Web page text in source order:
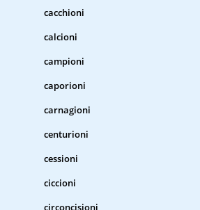
cacchioni
calcioni
campioni
caporioni
carnagioni
centurioni
cessioni
ciccioni
circoncisioni